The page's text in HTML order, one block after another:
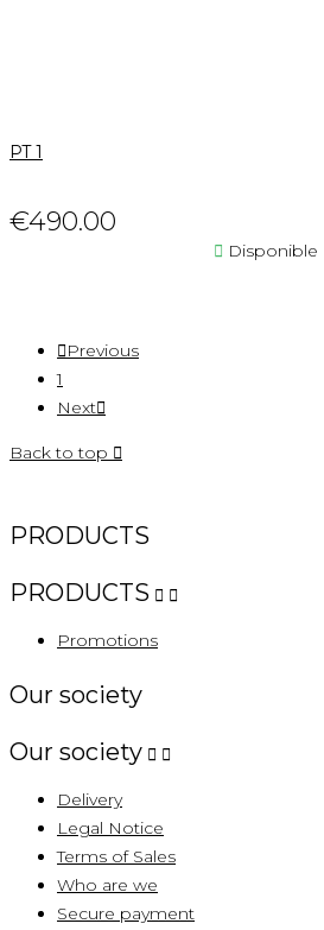
PT 1
€490.00
 Disponible
Previous
1
Next
Back to top 
PRODUCTS
PRODUCTS  
Promotions
Our society
Our society  
Delivery
Legal Notice
Terms of Sales
Who are we
Secure payment